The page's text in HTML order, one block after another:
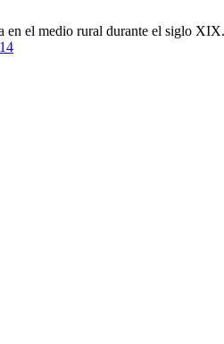
en el medio rural durante el siglo XIX.